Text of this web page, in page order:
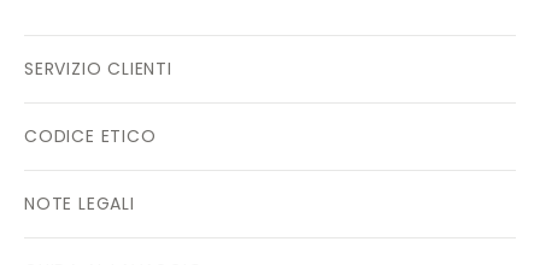
SERVIZIO CLIENTI
CODICE ETICO
NOTE LEGALI